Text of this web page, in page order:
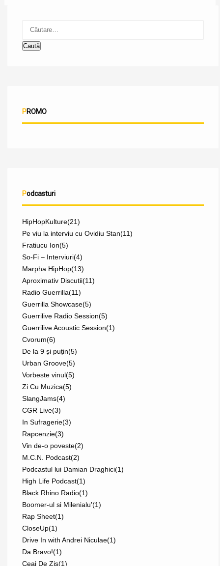
Caută
PROMO
Podcasturi
HipHopKulture(21)
Pe viu la interviu cu Ovidiu Stan(11)
Fratiucu Ion(5)
So-Fi – Interviuri(4)
Marpha HipHop(13)
Aproximativ Discutii(11)
Radio Guerrilla(11)
Guerrilla Showcase(5)
Guerrilive Radio Session(5)
Guerrilive Acoustic Session(1)
Cvorum(6)
De la 9 și puțin(5)
Urban Groove(5)
Vorbeste vinul(5)
Zi Cu Muzica(5)
SlangJams(4)
CGR Live(3)
In Sufragerie(3)
Rapcenzie(3)
Vin de-o poveste(2)
M.C.N. Podcast(2)
Podcastul lui Damian Draghici(1)
High Life Podcast(1)
Black Rhino Radio(1)
Boomer-ul si Milenialu'(1)
Rap Sheet(1)
CloseUp(1)
Drive In with Andrei Niculae(1)
Da Bravo!(1)
Ceai De Zis(1)